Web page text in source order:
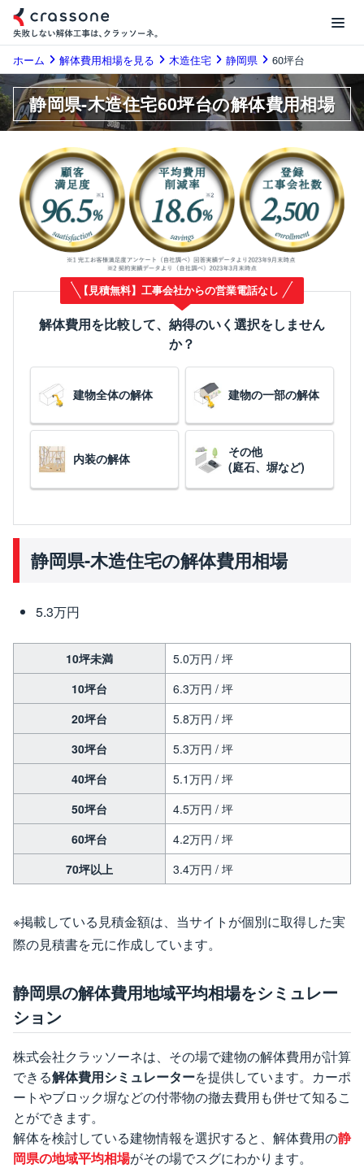
ホーム 解体費用相場を見る 木造住宅 静岡県 60坪台
静岡県-木造住宅60坪台の解体費用相場
【見積無料】工事会社からの営業電話なし
解体費用を比較して、納得のいく選択をしません
か？
建物全体の解体 建物の一部の解体
内装の解体
その他
(庭石、塀など)
静岡県-木造住宅の解体費用相場
5.3万円
10坪未満
5.0万円 / 坪
10坪台
6.3万円 / 坪
20坪台
5.8万円 / 坪
30坪台
5.3万円 / 坪
40坪台
5.1万円 / 坪
50坪台
4.5万円 / 坪
60坪台
4.2万円 / 坪
70坪以上
3.4万円 / 坪
※掲載している見積金額は、当サイトが個別に取得した実
際の見積書を元に作成しています。
静岡県の解体費用地域平均相場をシミュレー
ション
株式会社クラッソーネは、その場で建物の解体費用が計算
できる解体費用シミュレーターを提供しています。カーポ
ートやブロック塀などの付帯物の撤去費用も併せて知るこ
とができます。
解体を検討している建物情報を選択すると、解体費用の静
岡県の地域平均相場がその場でスグにわかります。